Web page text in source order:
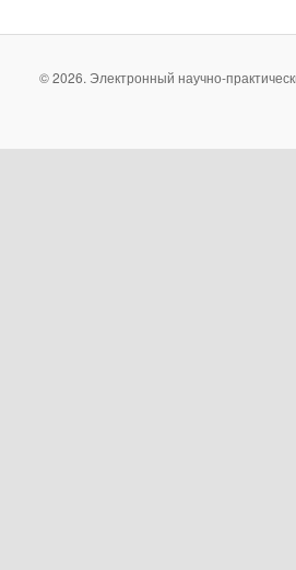
© 2026. Электронный научно-